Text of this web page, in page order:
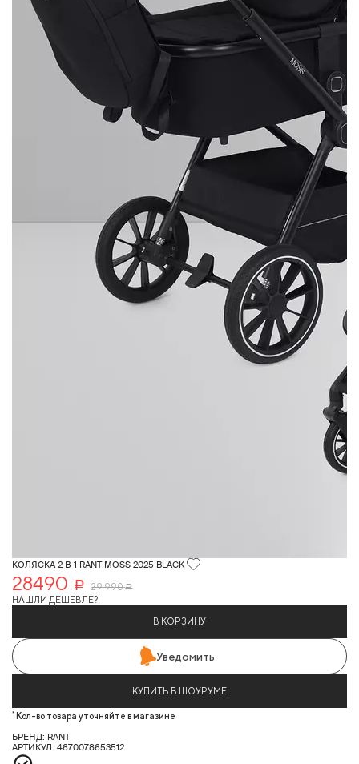
КОЛЯСКА 2 В 1 RANT MOSS 2025 BLACK
28490 Р 29 990 Р
НАШЛИ ДЕШЕВЛЕ?
В КОРЗИНУ
Уведомить
КУПИТЬ В ШОУРУМЕ
* Кол-во товара уточняйте в магазине
БРЕНД: RANT
АРТИКУЛ: 4670078653512